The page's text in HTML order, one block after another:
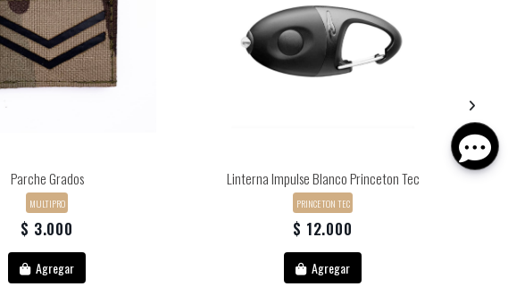
Parche Grados
MULTIPRO
$ 3.000
Agregar
Linterna Impulse Blanco Princeton Tec
PRINCETON TEC
$ 12.000
Agregar